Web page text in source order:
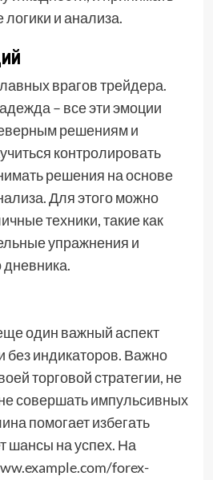
и анализа.
врагов трейдера.
– все эти эмоции
решениям и
контролировать
решения на основе
Для этого можно
техники, такие как
упражнения и
дневника.
один важный аспект
без индикаторов. Важно
торговой стратегии, не
совершать импульсивных
помогает избегать
шансы на успех. На
forex-